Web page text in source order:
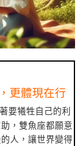
更體現在行
要犧牲自己的利
，雙魚座都願意
人，讓世界變得